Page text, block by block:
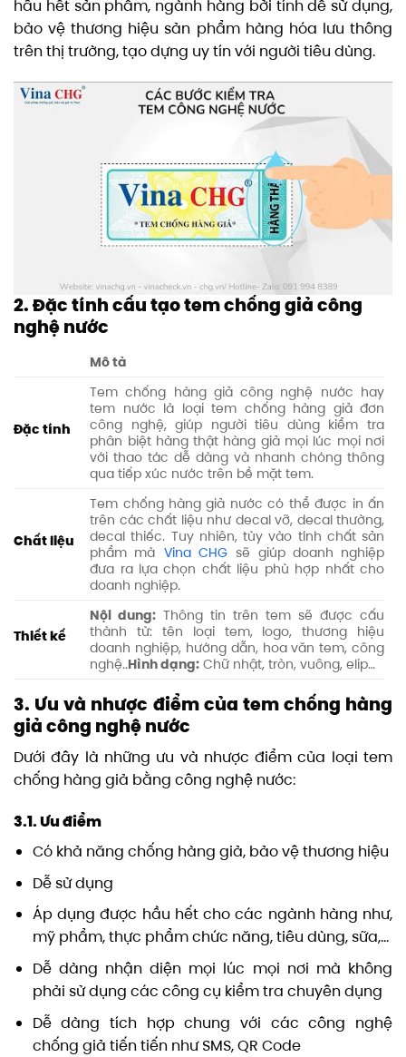
hầu hết sản phẩm, ngành hàng bởi tính dễ sử dụng,
bảo vệ thương hiệu sản phẩm hàng hóa lưu thông
trên thị trường, tạo dựng uy tín với người tiêu dùng.
2. Đặc tính cấu tạo tem chống giả công
nghệ nước
Mô tả
Đặc tính
Tem chống hàng giả công nghệ nước hay
tem nước là loại tem chống hàng giả đơn
công nghệ, giúp người tiêu dùng kiểm tra
phân biệt hàng thật hàng giả mọi lúc mọi nơi
với thao tác dễ dàng và nhanh chóng thông
qua tiếp xúc nước trên bề mặt tem.
Chất liệu
Tem chống hàng giả nước có thể được in ấn
trên các chất liệu như decal vỡ, decal thường,
decal thiếc. Tuy nhiên, tùy vào tính chất sản
phẩm mà Vina CHG sẽ giúp doanh nghiệp
đưa ra lựa chọn chất liệu phù hợp nhất cho
doanh nghiệp.
Thiếtkế
Nội dung: Thông tin trên tem sẽ được cấu
thành từ: tên loại tem, logo, thương hiệu
doanh nghiệp, hướng dẫn, hoa văn tem, công
nghệ..Hình dạng: Chữ nhật, tròn, vuông, elip…
3. Ưu và nhược điểm của tem chống hàng
giả công nghệ nước
Dưới đây là những ưu và nhược điểm của loại tem
chống hàng giả bằng công nghệ nước:
3.1. Ưu điểm
Có khả năng chống hàng giả, bảo vệ thương hiệu
Dễ sử dụng
Áp dụng được hầu hết cho các ngành hàng như,
mỹ phẩm, thực phẩm chức năng, tiêu dùng, sữa,…
Dễ dàng nhận diện mọi lúc mọi nơi mà không
phải sử dụng các công cụ kiểm tra chuyên dụng
Dễ dàng tích hợp chung với các công nghệ
chống giả tiến tiến như SMS, QR Code